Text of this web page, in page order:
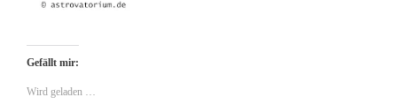
Gefällt mir:
Wird geladen …